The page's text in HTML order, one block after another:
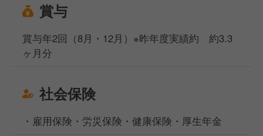
賞与
賞与年2回（8月・12月）※昨年度実績約 約3.3
ヶ月分
社会保険
・雇用保険・労災保険・健康保険・厚生年金